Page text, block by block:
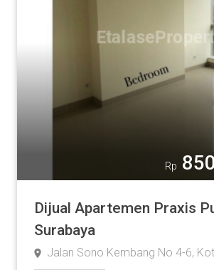
Rp
Dijual Apartemen Praxis
Surabaya
Jalan Sono Kembang No 4-6,